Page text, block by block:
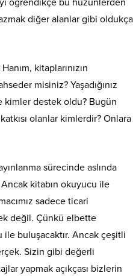
öğrendikçe bu hüzünlerden
diğer alanlar gibi oldukça
kitaplarınızın
misiniz? Yaşadığınız
kimler destek oldu? Bugün
olanlar kimlerdir? Onlara
sürecinde aslında
Ancak kitabın okuyucu ile
sadece ticari
değil. Çünkü elbette
ile buluşacaktır. Ancak çeşitli
Sizin gibi değerli
yapmak açıkçası bizlerin